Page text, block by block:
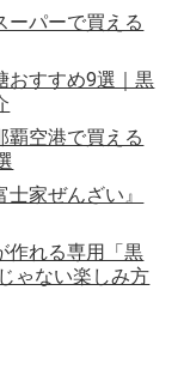
ーパーで買える
おすすめ9選｜黒
覇空港で買える
家ぜんざい』
作れる専用「黒
ゃない楽しみ方